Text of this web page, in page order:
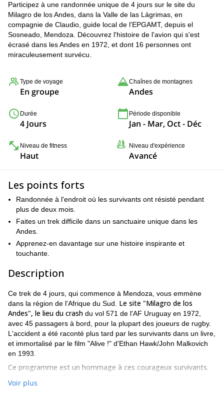
Participez à une randonnée unique de 4 jours sur le site du
Milagro de los Andes, dans la Valle de las Lágrimas, en
compagnie de Claudio, guide local de l'EPGAMT, depuis el
Sosneado, Mendoza. Découvrez l'histoire de l'avion qui s'est
écrasé dans les Andes en 1972, et dont 16 personnes ont
miraculeusement survécu.
Type de voyage
En groupe
Chaînes de montagnes
Andes
Durée
4 Jours
Période disponible
Jan - Mar, Oct - Déc
Niveau de fitness
Haut
Niveau d'expérience
Avancé
Les points forts
Randonnée à l'endroit où les survivants ont résisté pendant
plus de deux mois.
Faites un trek difficile dans un sanctuaire unique dans les
Andes.
Apprenez-en davantage sur une histoire inspirante et
touchante.
Description
Ce trek de 4 jours, qui commence à Mendoza, vous emmène
dans la région de l'Afrique du Sud. Le site "Milagro de los
Andes", le lieu du crash du vol 571 de l'AF Uruguay en 1972,
avec 45 passagers à bord, pour la plupart des joueurs de rugby.
L'accident a été raconté plus tard par les survivants dans un livre,
et immortalisé par le film "Alive !" d'Ethan Hawk/John Malkovich
en 1993.
Ce programme est un hommage à ces courageux survivants.
Cordillère des Andes.
Voir plus